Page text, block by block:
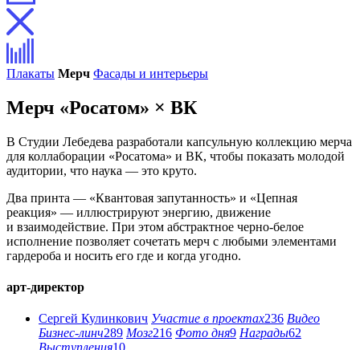
Плакаты Мерч Фасады и интерьеры
Мерч «Росатом» × ВК
В Студии Лебедева разработали капсульную коллекцию мерча
для коллаборации «Росатома» и ВК, чтобы показать молодой
аудитории, что наука — это круто.
Два принта — «Квантовая запутанность» и «Цепная
реакция» — иллюстрируют энергию, движение
и взаимодействие. При этом абстрактное черно-белое
исполнение позволяет сочетать мерч с любыми элементами
гардероба и носить его где и когда угодно.
арт-директор
Сергей Кулинкович Участие в проектах236 Видео
Бизнес-линч289 Мозг216 Фото дня9 Награды62